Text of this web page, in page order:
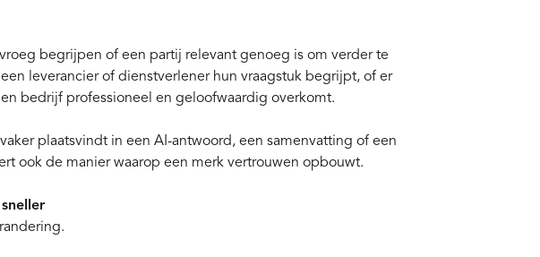
begrijpen of een partij relevant genoeg is om verder te
leverancier of dienstverlener hun vraagstuk begrijpt, of er
bedrijf professioneel en geloofwaardig overkomt.
plaatsvindt in een AI-antwoord, een samenvatting of een
ook de manier waarop een merk vertrouwen opbouwt.